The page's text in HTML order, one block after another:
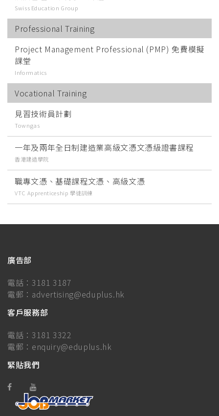
Swiss Education Group
Professional Training
Project Management Professional (PMP) 免費模擬
課堂
Informatics
Vocational Training
見習技術員計劃
Towngas
一年及兩年全日制建造業高級文憑文憑級證書課程
香港建造學院
職專文憑、基礎課程文憑、高級文憑
VTC Apprenticeship 學徒訓練
廣告部
電話： 3181 3187
電郵： advertising@eduplus.hk
客戶服務部
電話： 3181 3322
電郵： enquiry@eduplus.hk
緊貼我們